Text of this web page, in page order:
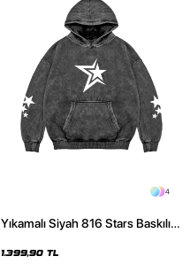
4
Yıkamalı Siyah 816 Stars Baskılı
1.399,90 TL